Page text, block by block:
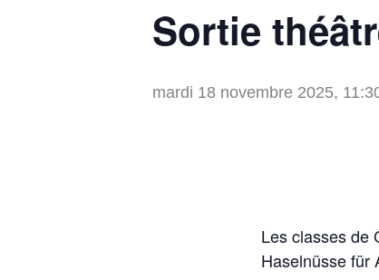
Sortie
mardi 18 novembre 2025,
Les classes de
Haselnüsse für